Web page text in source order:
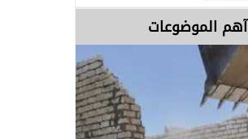
آهم الموضوعات